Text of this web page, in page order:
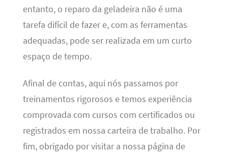
entanto, o reparo da geladeira não é uma
tarefa difícil de fazer e, com as ferramentas
adequadas, pode ser realizada em um curto
espaço de tempo.
Afinal de contas, aqui nós passamos por
treinamentos rigorosos e temos experiência
comprovada com cursos com certificados ou
registrados em nossa carteira de trabalho. Por
fim, obrigado por visitar a nossa página de